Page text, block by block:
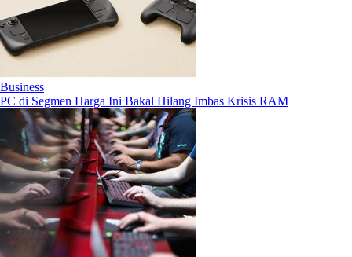
Business
PC di Segmen Harga Ini Bakal Hilang Imbas Krisis RAM